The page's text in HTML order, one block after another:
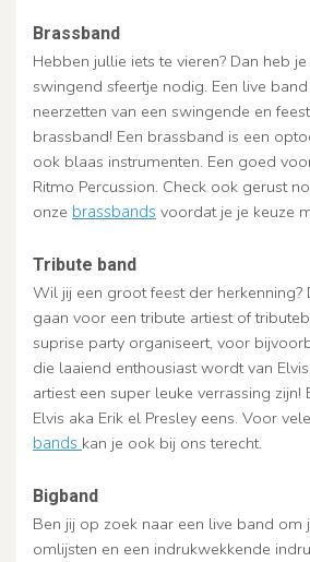
Brassband
Hebben jullie iets te vieren? Dan heb
swingend sfeertje nodig. Een live
neerzetten van een swingende en
brassband! Een brassband is een
ook blaas instrumenten. Een goed
Ritmo Percussion. Check ook gerust
onze brassbands voordat je je keuze
Tribute band
Wil jij een groot feest der herkenning?
gaan voor een tribute artiest of
suprise party organiseert, voor
die laaiend enthousiast wordt van
artiest een super leuke verrassing zijn!
Elvis aka Erik el Presley eens. Voor
bands kan je ook bij ons terecht.
Bigband
Ben jij op zoek naar een live band om
omlijsten en een indrukwekkende